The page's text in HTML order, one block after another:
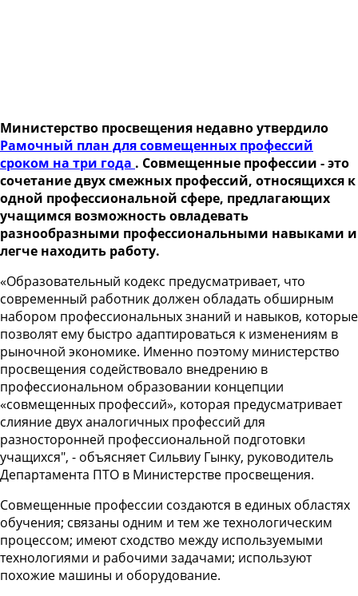
Министерство просвещения недавно утвердило
Рамочный план для совмещенных профессий
сроком на три года . Совмещенные профессии - это
сочетание двух смежных профессий, относящихся к
одной профессиональной сфере, предлагающих
учащимся возможность овладевать
разнообразными профессиональными навыками и
легче находить работу.
«Образовательный кодекс предусматривает, что
современный работник должен обладать обширным
набором профессиональных знаний и навыков, которые
позволят ему быстро адаптироваться к изменениям в
рыночной экономике. Именно поэтому министерство
просвещения содействовало внедрению в
профессиональном образовании концепции
«совмещенных профессий», которая предусматривает
слияние двух аналогичных профессий для
разносторонней профессиональной подготовки
учащихся", - объясняет Сильвиу Гынку, руководитель
Департамента ПТО в Министерстве просвещения.
Совмещенные профессии создаются в единых областях
обучения; связаны одним и тем же технологическим
процессом; имеют сходство между используемыми
технологиями и рабочими задачами; используют
похожие машины и оборудование.